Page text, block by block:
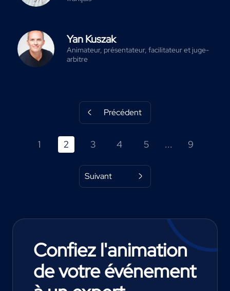
Yan Kuszak
Animateur, présentateur, facilitateur et juge-
arbitre
Précédent
1 2 3 4 5 ... 9
Suivant
Confiez l'animation
de votre événement